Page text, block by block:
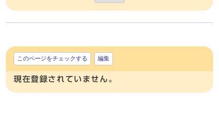
このページをチェックする 編集
現在登録されていません。